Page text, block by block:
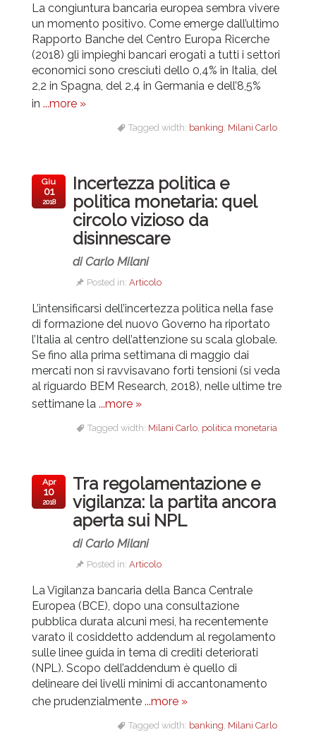
La congiuntura bancaria europea sembra vivere
un momento positivo. Come emerge dall’ultimo
Rapporto Banche del Centro Europa Ricerche
(2018) gli impieghi bancari erogati a tutti i settori
economici sono cresciuti dello 0,4% in Italia, del
2,2 in Spagna, del 2,4 in Germania e dell’8,5%
in ...more »
Tagged width: banking Milani Carlo
Incertezza politica e
politica monetaria: quel
circolo vizioso da
disinnescare
di Carlo Milani
Posted in: Articolo
Giu
01
2018
L’intensificarsi dell’incertezza politica nella fase
di formazione del nuovo Governo ha riportato
l’Italia al centro dell’attenzione su scala globale.
Se fino alla prima settimana di maggio dai
mercati non si ravvisavano forti tensioni (si veda
al riguardo BEM Research, 2018), nelle ultime tre
settimane la ...more »
Tagged width: Milani Carlo politica monetaria
Tra regolamentazione e
vigilanza: la partita ancora
aperta sui NPL
di Carlo Milani
Posted in: Articolo
Apr
10
2018
La Vigilanza bancaria della Banca Centrale
Europea (BCE), dopo una consultazione
pubblica durata alcuni mesi, ha recentemente
varato il cosiddetto addendum al regolamento
sulle linee guida in tema di crediti deteriorati
(NPL). Scopo dell’addendum è quello di
delineare dei livelli minimi di accantonamento
che prudenzialmente ...more »
Tagged width: banking Milani Carlo